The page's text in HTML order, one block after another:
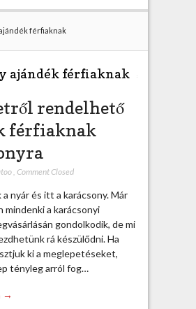
h
férfiaknak
ajándék férfiaknak
rendelhető
férfiaknak
, Comment Closed
nyár és itt a karácsony. Már
mindenki a karácsonyi
gondolkodik, de mi
rá készülődni. Ha
ki a meglepetéseket,
tényleg arról fog…
→